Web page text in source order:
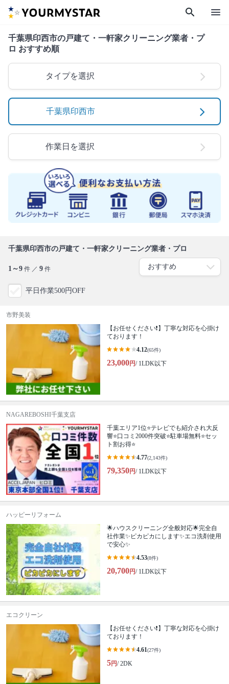
search menu
千葉県印西市の戸建て・一軒家クリーニング業者・プ
ロ おすすめ順
タイプを選択
千葉県印西市
作業日を選択
千葉県印西市の戸建て・一軒家クリーニング業者・プロ
1～9 件 ／ 9 件
平日作業500円OFF
市野美装
【お任せください❗️】丁寧な対応を心掛け
ております！
4.12(65件)
23,000円/ 1LDK以下
NAGAREBOSHI千葉支店
千葉エリア1位⭐テレビでも紹介され大反
響⭐️口コミ2000件突破⭐️駐車場無料⭐セッ
ト割お得⭐
4.77(2,143件)
79,350円/ 1LDK以下
ハッピーリフォーム
🌟ハウスクリーニング全般対応🌟完全自
社作業✨️ピカピカにします✨️エコ洗剤使用
で安心✨
4.53(8件)
20,700円/ 1LDK以下
エコクリーン
【お任せください❗️】丁寧な対応を心掛け
ております！
4.61(27件)
5円/ 2DK